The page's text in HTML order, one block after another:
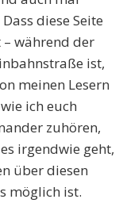
diese Seite
während der
ist,
meinen Lesern
ich euch
zuhören,
irgendwie geht,
über diesen
möglich ist.